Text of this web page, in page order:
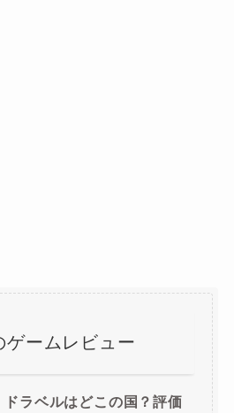
ゲームレビュー
ドラベルはどこの国？評価